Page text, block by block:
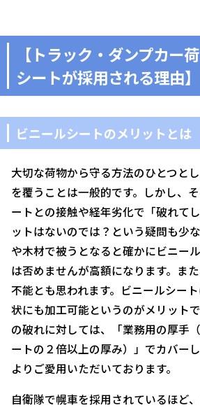
【トラック・ダンプカー
シートが採用される理由】
ビニールシートのメリットとは
大切な荷物から守る方法のひとつと
を覆うことは一般的です。しかし、
ートとの接触や経年劣化で「破れて
ットはないのでは？という疑問も少
や木材で被うとなると確かにビニー
は否めませんが高額になります。ま
不能とも思われます。ビニールシー
状にも加工可能というのがメリット
の破れに対しては、「業務用の厚手
ートの２倍以上の厚み）」でカバー
よりご愛用いただいております。
自衛隊で幌車を採用されているほど